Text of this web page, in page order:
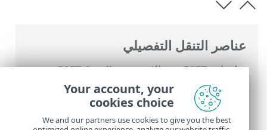
عناصر التنقل التفصيلي
تعليمات ESET عبر الإنترنت >
ESET Small
Business Security
>
التعامل مع ESET Small
Business Security
>إعداد>أدوات الأمان
التصفح المصرفي الآمن
Your account, your
cookies choice
We and our partners use cookies to give you the best